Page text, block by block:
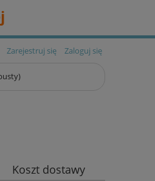
Zarejestruj się Zaloguj się
Koszt dostawy